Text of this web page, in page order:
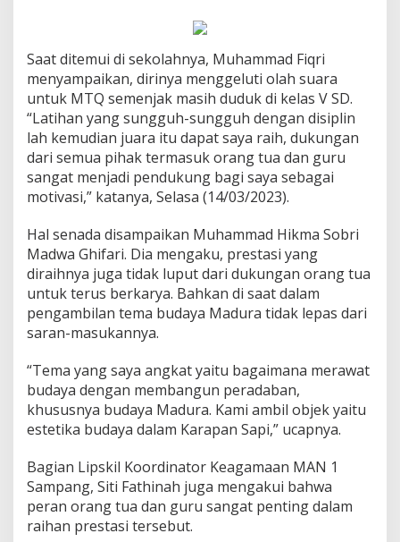
Saat ditemui di sekolahnya, Muhammad Fiqri
menyampaikan, dirinya menggeluti olah suara
untuk MTQ semenjak masih duduk di kelas V SD.
“Latihan yang sungguh-sungguh dengan disiplin
lah kemudian juara itu dapat saya raih, dukungan
dari semua pihak termasuk orang tua dan guru
sangat menjadi pendukung bagi saya sebagai
motivasi,” katanya, Selasa (14/03/2023).
Hal senada disampaikan Muhammad Hikma Sobri
Madwa Ghifari. Dia mengaku, prestasi yang
diraihnya juga tidak luput dari dukungan orang tua
untuk terus berkarya. Bahkan di saat dalam
pengambilan tema budaya Madura tidak lepas dari
saran-masukannya.
“Tema yang saya angkat yaitu bagaimana merawat
budaya dengan membangun peradaban,
khususnya budaya Madura. Kami ambil objek yaitu
estetika budaya dalam Karapan Sapi,” ucapnya.
Bagian Lipskil Koordinator Keagamaan MAN 1
Sampang, Siti Fathinah juga mengakui bahwa
peran orang tua dan guru sangat penting dalam
raihan prestasi tersebut.